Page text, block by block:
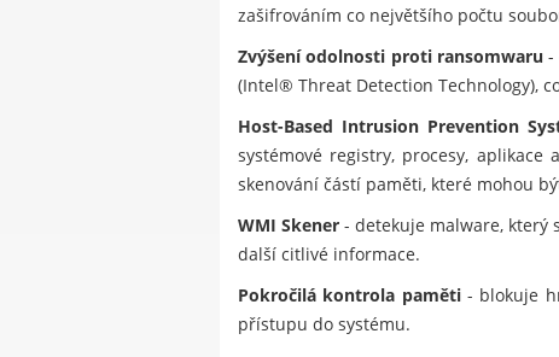
zašifrováním co největšího počtu
Zvýšení odolnosti proti ransomwaru -
(Intel® Threat Detection Technology),
Host-Based Intrusion Prevention
systémové registry, procesy,
skenování částí paměti, které mohou
WMI Skener - detekuje malware, který
další citlivé informace.
Pokročilá kontrola paměti- blokuje
přístupu do systému.